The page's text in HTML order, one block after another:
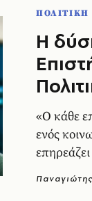
Η
«Ο κάθε
ενός